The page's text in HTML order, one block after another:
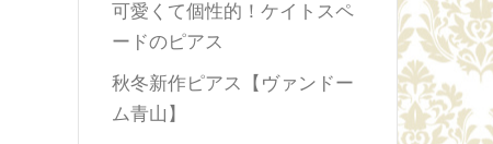
可愛くて個性的！ケイトスペ
ードのピアス
秋冬新作ピアス【ヴァンドー
ム青山】